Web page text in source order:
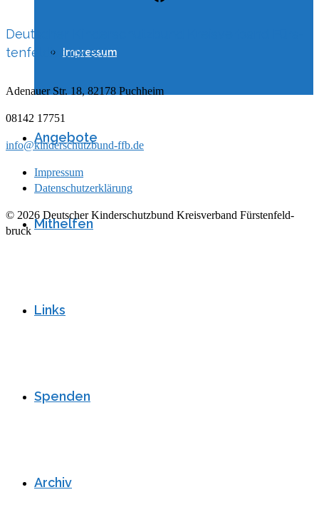
Impressum
Angebote
Mithelfen
Links
Spenden
Archiv
Deutscher Kinderschutzbund Kreisverband Fürs­
ten­feld­bruck e.V.
Ade­nauer Str. 18, 82178 Puch­heim
08142 17751
info@kinderschutzbund-ffb.de
Impressum
Datenschutzerklärung
© 2026 Deutscher Kinderschutzbund Kreisverband Fürs­ten­feld­
bruck